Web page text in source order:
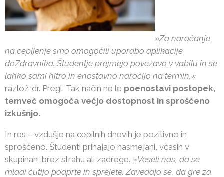
»Za naročanje
na cepljenje smo omogočili uporabo aplikacije
doZdravnika. Študentje prejmejo povezavo v vabilu in se
lahko sami hitro in enostavno naročijo na termin,«
razloži dr. Pregl. Tak način ne le poenostavi postopek,
temveč omogoča večjo dostopnost in sproščeno
izkušnjo.
In res – vzdušje na cepilnih dnevih je pozitivno in
sproščeno. Študenti prihajajo nasmejani, včasih v
skupinah, brez strahu ali zadrege. »Veseli nas, da se
mladi čutijo podprte in sprejete. Zavedajo se, da gre za